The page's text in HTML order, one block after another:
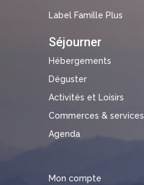
Label Famille Plus
Séjourner
Hébergements
Déguster
Activités et Loisirs
Commerces & services
Agenda
Mon compte